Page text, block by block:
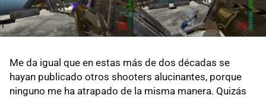
Me da igual que en estas más de dos décadas se
hayan publicado otros shooters alucinantes, porque
ninguno me ha atrapado de la misma manera. Quizás